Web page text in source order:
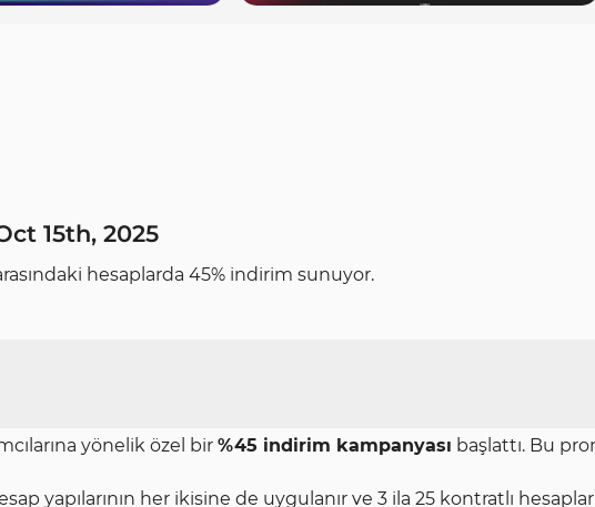
15th, 2025
hesaplarda 45% indirim sunuyor.
yönelik özel bir %45 indirim kampanyası başlattı. Bu
yapılarının her ikisine de uygulanır ve 3 ila 25 kontratlı